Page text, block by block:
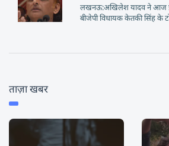
लखनऊ:अखिलेश यादव ने आज
बीजेपी विधायक केतकी सिंह के
ताज़ा खबर